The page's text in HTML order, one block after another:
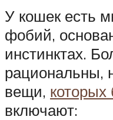
У кошек есть
фобий,
инстинктах.
рациональны,
вещи, которых
включают: